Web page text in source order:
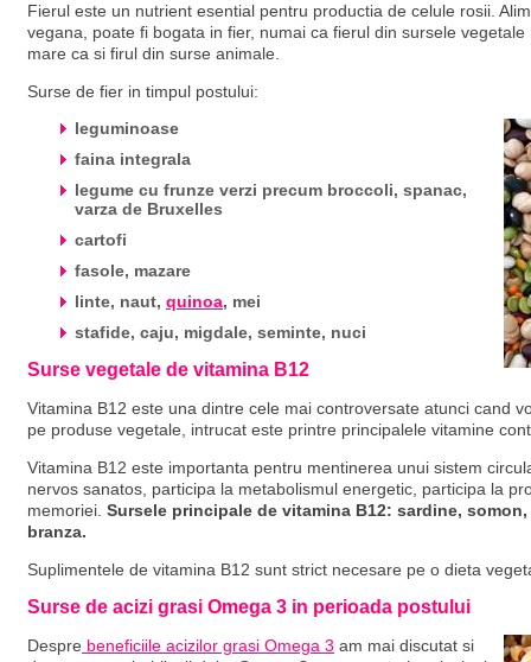
Fierul este un nutrient esential pentru productia de celule rosii.
vegana, poate fi bogata in fier, numai ca fierul din sursele
mare ca si firul din surse animale.
Surse de fier in timpul postului:
leguminoase
faina integrala
legume cu frunze verzi precum broccoli, spanac,
varza de Bruxelles
cartofi
fasole, mazare
linte, naut, quinoa, mei
stafide, caju, migdale, seminte, nuci
Surse vegetale de vitamina B12
Vitamina B12 este una dintre cele mai controversate atunci cand
pe produse vegetale, intrucat este printre principalele vitamine
Vitamina B12 este importanta pentru mentinerea unui sistem
nervos sanatos, participa la metabolismul energetic, participa la
memoriei. Sursele principale de vitamina B12: sardine,
branza.
Suplimentele de vitamina B12 sunt strict necesare pe o dieta
Surse de acizi grasi Omega 3 in perioada postului
Despre beneficiile acizilor grasi Omega 3 am mai discutat si